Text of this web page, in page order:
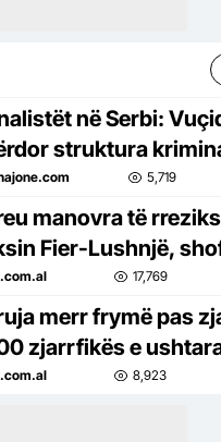
në Serbi:
struktura
për të
5,719
manovra të
Fier-Lushnjë,
me 60 mijë
së publikuar në
17,769
merr frymë pas
zjarrfikës e
qytetin,
8,923